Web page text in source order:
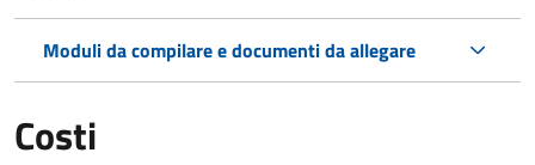
Moduli da compilare e documenti da allegare
Costi